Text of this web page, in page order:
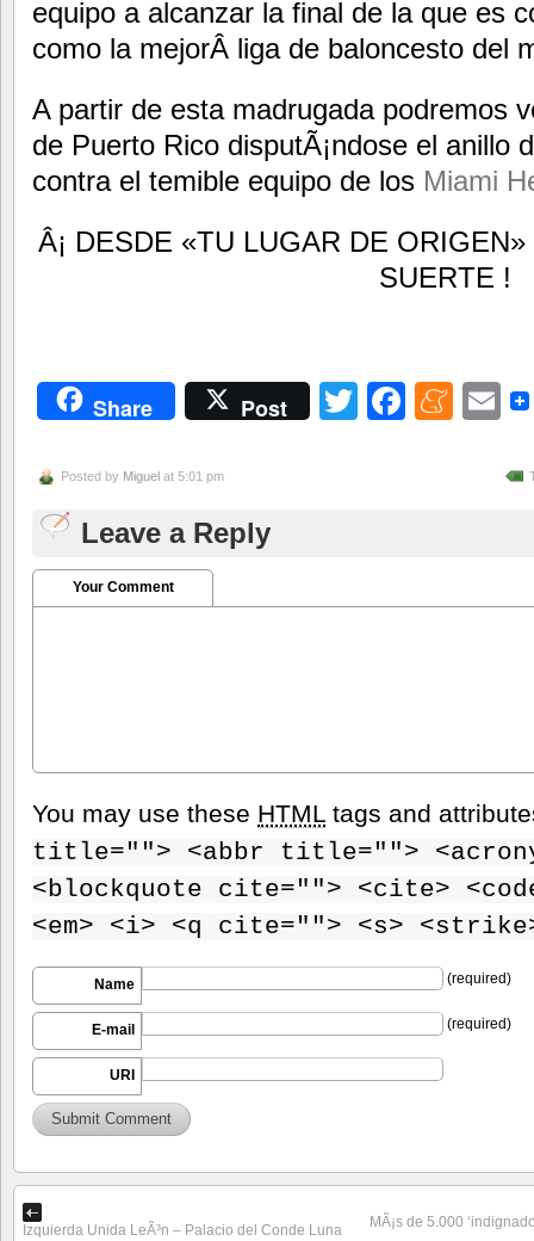
equipo a alcanzar la final de la que es
como la mejorÂ liga de baloncesto del
A partir de esta madrugada podremos
de Puerto Rico disputÃ¡ndose el anillo
contra el temible equipo de los Miami
Â¡ DESDE «TU LUGAR DE
SUERTE !
Share Post Twitter
Posted by Miguel at 5:01 pm
Leave a Reply
Your Comment
You may use these HTML tags and
title=""> <abbr title="">
<blockquote cite=""> <cite>
<em> <i> <q cite=""> <s>
Name (required)
E-mail (required)
URI
Izquierda Unida LeÃ³n – Palacio del Conde Luna MÃ¡s de 5.000